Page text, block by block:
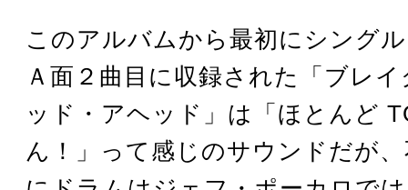
このアルバムから最初にシング
Ａ面２曲目に収録された「ブレ
ッド・アヘッド」は「ほとんど
ん！」って感じのサウンドだが